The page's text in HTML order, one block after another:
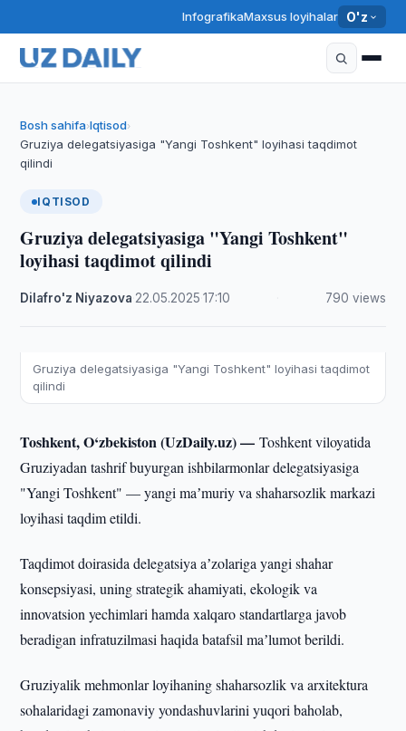
InfografikaMaxsus loyihalar O'z
Bosh sahifa›Iqtisod›
Gruziya delegatsiyasiga "Yangi Toshkent" loyihasi taqdimot
qilindi
IQTISOD
Gruziya delegatsiyasiga "Yangi Toshkent"
loyihasi taqdimot qilindi
Dilafro'z Niyazova 22.05.2025 ·17:10 790 views
Gruziya delegatsiyasiga "Yangi Toshkent" loyihasi taqdimot
qilindi
Toshkent, O‘zbekiston (UzDaily.uz) —Toshkent viloyatida
Gruziyadan tashrif buyurgan ishbilarmonlar delegatsiyasiga
"Yangi Toshkent" — yangi maʼmuriy va shaharsozlik markazi
loyihasi taqdim etildi.
Taqdimot doirasida delegatsiya aʼzolariga yangi shahar
konsepsiyasi, uning strategik ahamiyati, ekologik va
innovatsion yechimlari hamda xalqaro standartlarga javob
beradigan infratuzilmasi haqida batafsil maʼlumot berildi.
Gruziyalik mehmonlar loyihaning shaharsozlik va arxitektura
sohalaridagi zamonaviy yondashuvlarini yuqori baholab,